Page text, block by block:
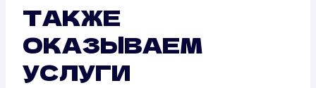
ТАКЖЕ
ОКАЗЫВАЕМ
УСЛУГИ